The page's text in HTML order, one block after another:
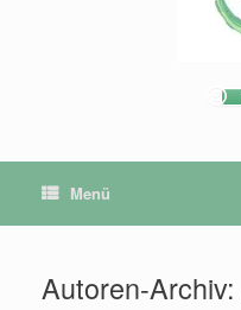
Menü
Autoren-Archiv: